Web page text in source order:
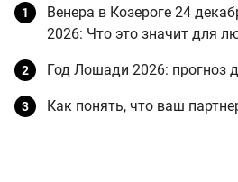
Венера в Козероге 24
2026: Что это значит для
Год Лошади 2026: прогноз
Как понять, что ваш